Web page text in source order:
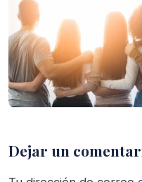
Dejar un